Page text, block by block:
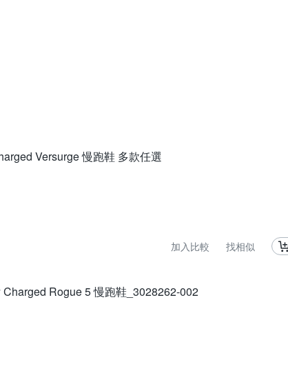
Versurge 慢跑鞋 多款任選
加入比較 找相似
Rogue 5 慢跑鞋_3028262-002